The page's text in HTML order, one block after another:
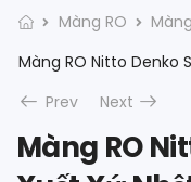
Màng RO
Màng RO Nitto Denko
Prev
Next
Màng RO